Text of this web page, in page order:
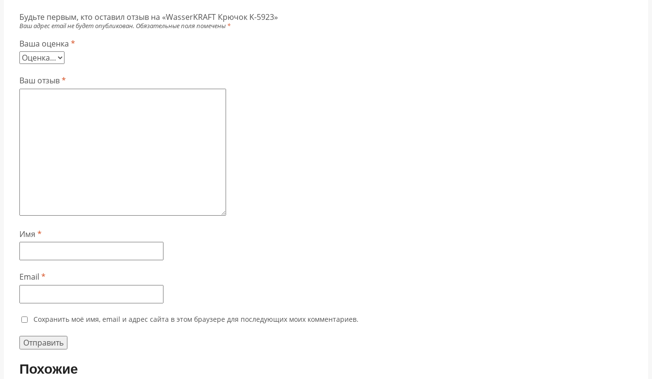
Будьте первым, кто оставил отзыв на «WasserKRAFT Крючок K-5923»
Ваш адрес email не будет опубликован. Обязательные поля помечены *
Ваша оценка *
Ваш отзыв*
Имя *
Email *
Сохранить моё имя, email и адрес сайта в этом браузере для последующих моих комментариев.
Похожие